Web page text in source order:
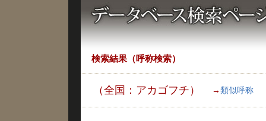
検索結果（呼称検索）
（全国：アカゴフチ） → 類似呼称